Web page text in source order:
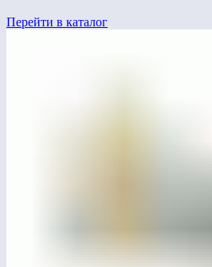
Перейти в каталог